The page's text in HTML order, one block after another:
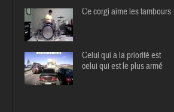
Ce corgi aime les tambours
Celui qui a la priorité est
celui qui est le plus armé